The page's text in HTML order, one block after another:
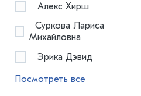
Алекс Хирш
Суркова Лариса
Михайловна
Эрика Дэвид
Посмотреть все